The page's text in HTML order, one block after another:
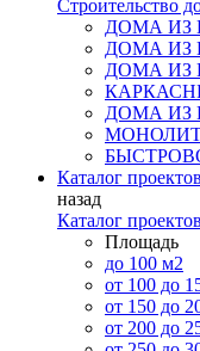
Строительство
ДОМА ИЗ
ДОМА ИЗ
ДОМА ИЗ
ДОМА ИЗ
Каталог проектов
назад
Каталог проектов
Площадь
до 100 м2
от 100 до
от 150 до
от 200 до